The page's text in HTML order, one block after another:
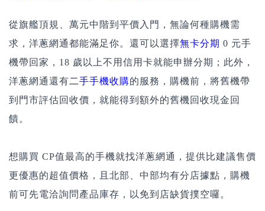
從旗艦頂規、萬元中階到平價入門，無論何種購機需
求，洋蔥網通都能滿足你。還可以選擇無卡分期 0 元手
機帶回家，18 歲以上不用信用卡就能申辦分期；此外，
洋蔥網通還有二手手機收購的服務，購機前，將舊機帶
到門市評估回收價，就能得到額外的舊機回收現金回
饋。
想購買 CP值最高的手機就找洋蔥網通，提供比建議售價
更優惠的超值價格，且北部、中部均有分店據點，購機
前可先電洽詢問產品庫存，以免到店缺貨撲空囉。